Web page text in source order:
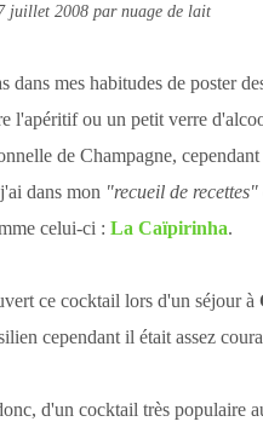
juillet 2008 par nuage de lait
dans mes habitudes de poster
l'apéritif ou un petit verre
de Champagne,
dans mon "recueil de recettes"
celui-ci : La Caïpirinha.
ce cocktail lors d'un séjour à
cependant il était assez
d'un cocktail très populaire